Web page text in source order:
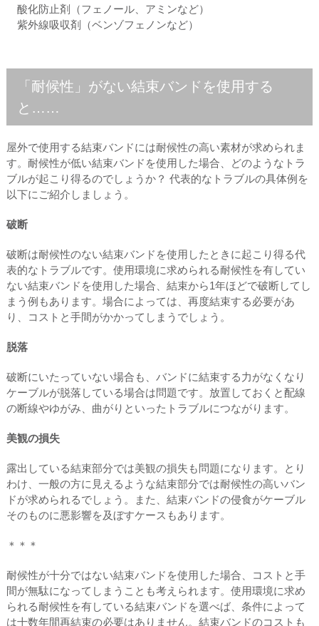
酸化防⽌剤（フェノール、アミンなど）
紫外線吸収剤（ベンゾフェノンなど）
「耐候性」がない結束バンドを使⽤する
と……
屋外で使⽤する結束バンドには耐候性の⾼い素材が求められま
す。耐候性が低い結束バンドを使⽤した場合、どのようなトラ
ブルが起こり得るのでしょうか？ 代表的なトラブルの具体例を
以下にご紹介しましょう。
破断
破断は耐候性のない結束バンドを使⽤したときに起こり得る代
表的なトラブルです。使⽤環境に求められる耐候性を有してい
ない結束バンドを使⽤した場合、結束から1年ほどで破断してし
まう例もあります。場合によっては、再度結束する必要があ
り、コストと⼿間がかかってしまうでしょう。
脱落
破断にいたっていない場合も、バンドに結束する⼒がなくなり
ケーブルが脱落している場合は問題です。放置しておくと配線
の断線やゆがみ、曲がりといったトラブルにつながります。
美観の損失
露出している結束部分では美観の損失も問題になります。とり
わけ、⼀般の⽅に⾒えるような結束部分では耐候性の⾼いバン
ドが求められるでしょう。また、結束バンドの侵⾷がケーブル
そのものに悪影響を及ぼすケースもあります。
＊＊＊
耐候性が⼗分ではない結束バンドを使⽤した場合、コストと⼿
間が無駄になってしまうことも考えられます。使⽤環境に求め
られる耐候性を有している結束バンドを選べば、条件によって
は⼗数年間再結束の必要はありません。結束バンドのコストも